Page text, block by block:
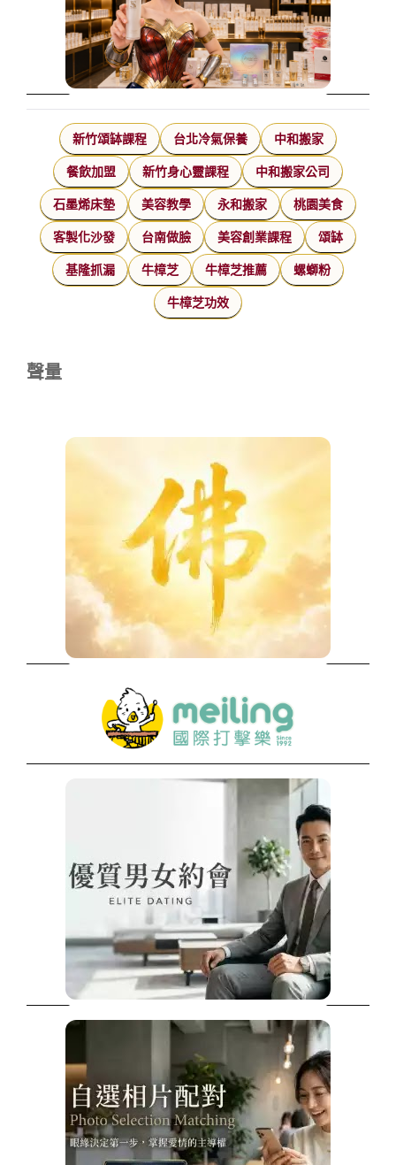
新竹頌缽課程 台北冷氣保養 中和搬家
餐飲加盟 新竹身心靈課程 中和搬家公司
石墨烯床墊 美容教學 永和搬家 桃園美食
客製化沙發 台南做臉 美容創業課程 頌缽
基隆抓漏 牛樟芝 牛樟芝推薦 螺螄粉
牛樟芝功效
聲量